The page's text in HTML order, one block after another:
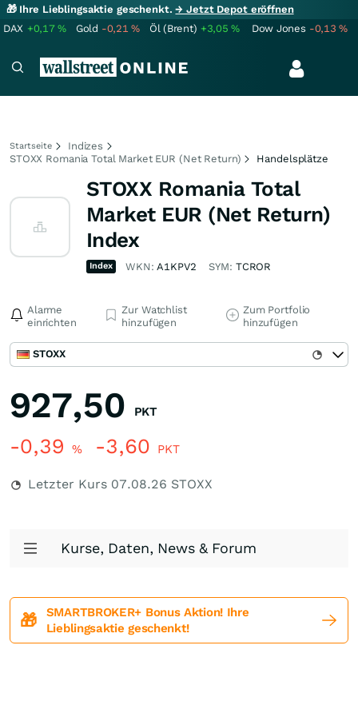
🎁 Ihre Lieblingsaktie geschenkt.→ Jetzt Depot eröffnen
DAX +0,17% Gold -0,21% Öl (Brent) +3,05% Dow Jones -0,13%
Startseite
Indizes
STOXX Romania Total Market EUR (Net Return)
Handelsplätze
STOXX Romania Total
Market EUR (Net Return)
Index
Index WKN:A1KPV2 SYM: TCROR
Alarme
einrichten
Zur Watchlist
hinzufügen
Zum Portfolio
hinzufügen
STOXX
927,50 PKT
-0,39 % -3,60 PKT
Letzter Kurs 07.08.26 STOXX
Kurse, Daten, News & Forum
🎁
SMARTBROKER+ Bonus Aktion! Ihre
Lieblingsaktie geschenkt!